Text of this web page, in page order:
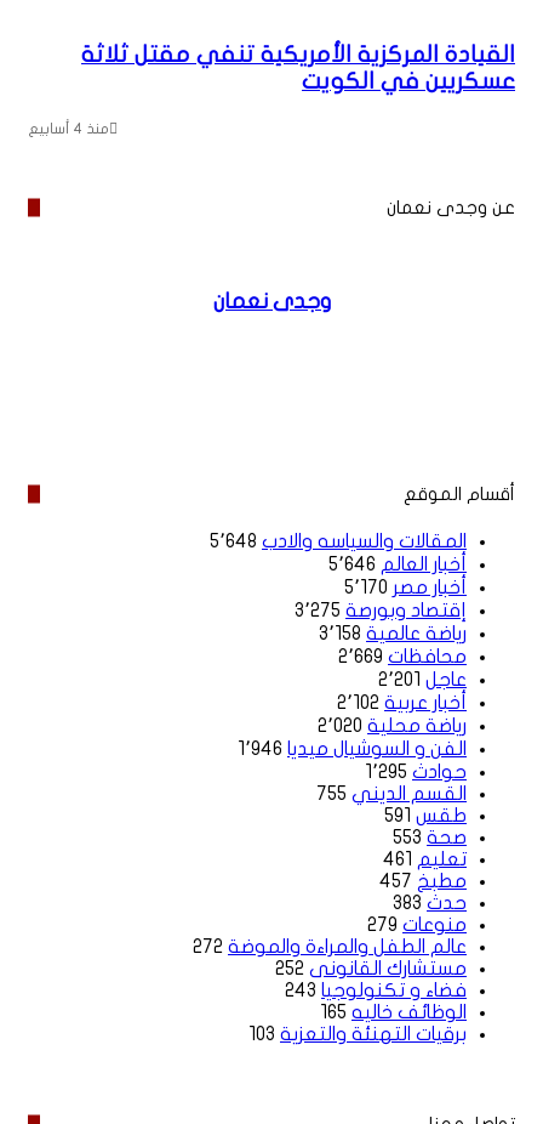
القيادة المركزية الأمريكية تنفي مقتل ثلاثة
عسكريين في الكويت
منذ 4 أسابيع
عن وجدى نعمان
وجدى نعمان
أقسام الموقع
المقالات والسياسه والادب 5٬648
أخبار العالم 5٬646
أخبار مصر 5٬170
إقتصاد وبورصة 3٬275
رياضة عالمية 3٬158
محافظات 2٬669
عاجل 2٬201
أخبار عربية 2٬102
رياضة محلية 2٬020
الفن و السوشيال ميديا 1٬946
حوادث 1٬295
القسم الديني 755
طقس 591
صحة 553
تعليم 461
مطبخ 457
حدث 383
منوعات 279
عالم الطفل والمراءة والموضة 272
مستشارك القانونى 252
فضاء و تكنولوجيا 243
الوظائف خاليه 165
برقيات التهنئة والتعزية 103